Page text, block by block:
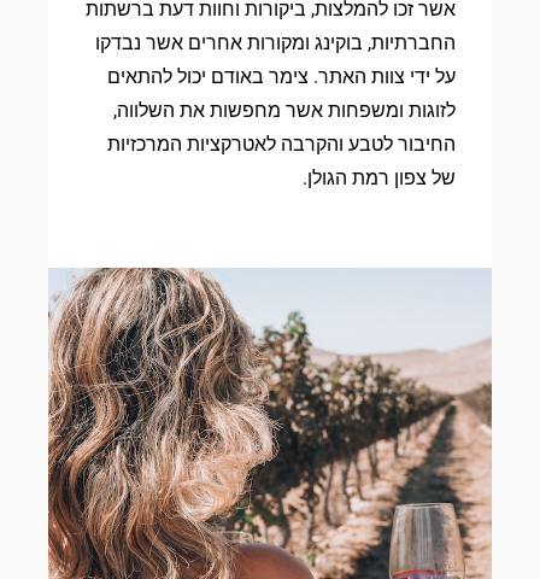
אשר זכו להמלצות, ביקורות וחוות דעת ברשתות
החברתיות, בוקינג ומקורות אחרים אשר נבדקו
על ידי צוות האתר. צימר באודם יכול להתאים
לזוגות ומשפחות אשר מחפשות את השלווה,
החיבור לטבע והקרבה לאטרקציות המרכזיות
של צפון רמת הגולן.